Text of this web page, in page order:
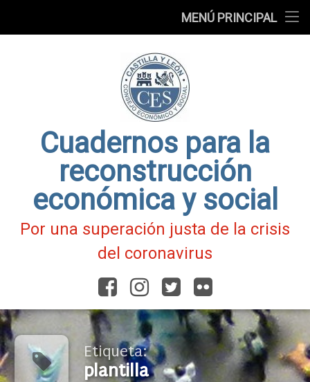
MENÚ PRINCIPAL
Cuadernos para la
reconstrucción
económica y social
Por una superación justa de la crisis
del coronavirus
FacebookInstagram
TwitterFlickr
Etiqueta:
plantilla